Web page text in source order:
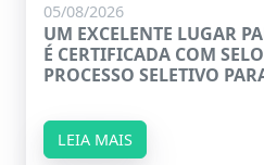
05/08/2026
UM EXCELENTE LUGAR
É CERTIFICADA COM
PROCESSO SELETIVO
LEIA MAIS